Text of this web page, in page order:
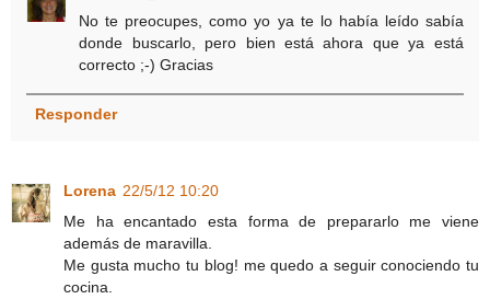
No te preocupes, como yo ya te lo había leído sabía
donde buscarlo, pero bien está ahora que ya está
correcto ;-) Gracias
Responder
Lorena 22/5/12 10:20
Me ha encantado esta forma de prepararlo me viene
además de maravilla.
Me gusta mucho tu blog! me quedo a seguir conociendo tu
cocina.